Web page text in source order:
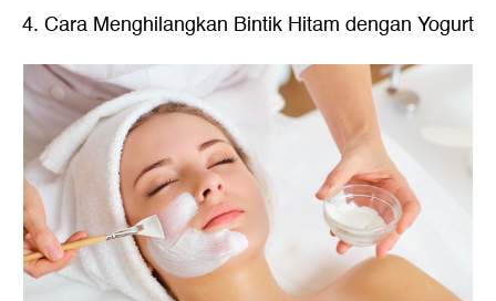
4. Cara Menghilangkan Bintik Hitam dengan Yogurt